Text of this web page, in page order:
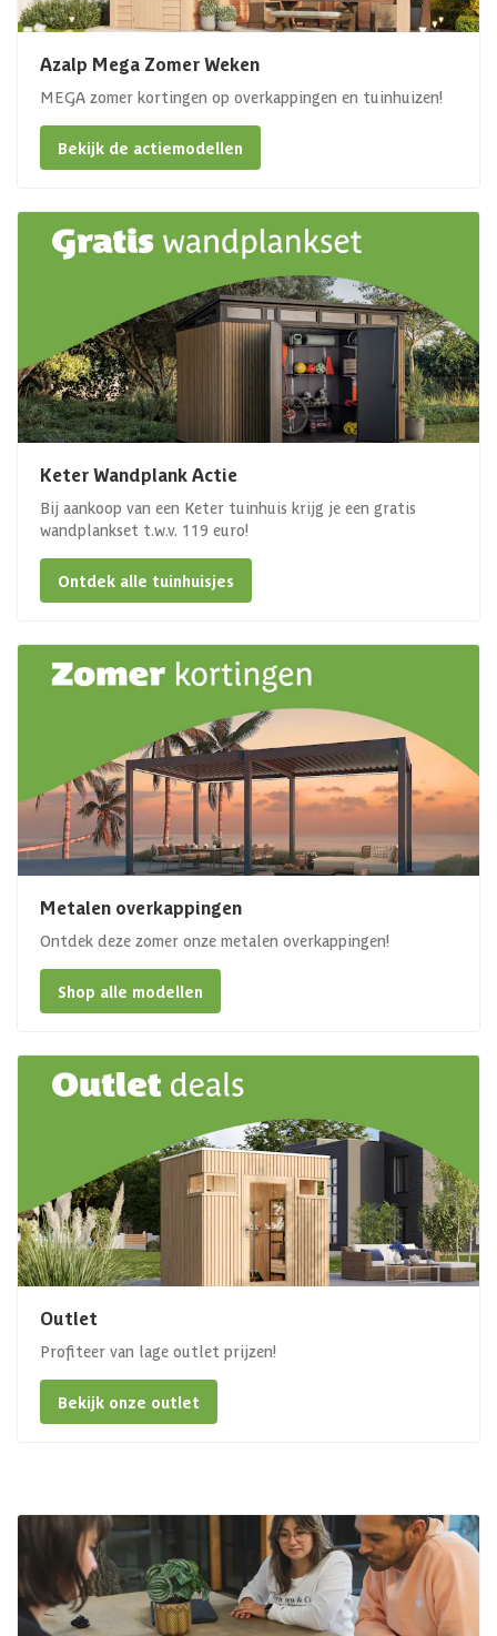
Azalp Mega Zomer Weken
MEGA zomer kortingen op overkappingen en tuinhuizen!
Bekijk de actiemodellen
Keter Wandplank Actie
Bij aankoop van een Keter tuinhuis krijg je een gratis
wandplankset t.w.v. 119 euro!
Ontdek alle tuinhuisjes
Metalen overkappingen
Ontdek deze zomer onze metalen overkappingen!
Shop alle modellen
Outlet
Profiteer van lage outlet prijzen!
Bekijk onze outlet